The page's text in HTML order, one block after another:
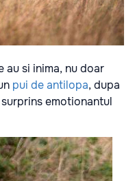
au si inima, nu doar
pui de antilopa, dupa
emotionantul